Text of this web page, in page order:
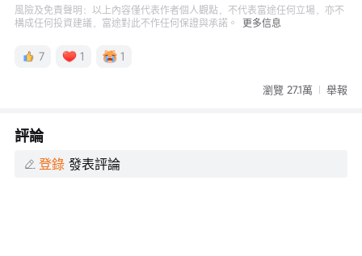
風險及免責聲明：以上內容僅代表作者個人觀點，不代表富途任何立場，亦不
構成任何投資建議，富途對此不作任何保證與承諾。
更多信息
7 1 1
瀏覽 27.1萬 舉報
評論
登錄 發表評論